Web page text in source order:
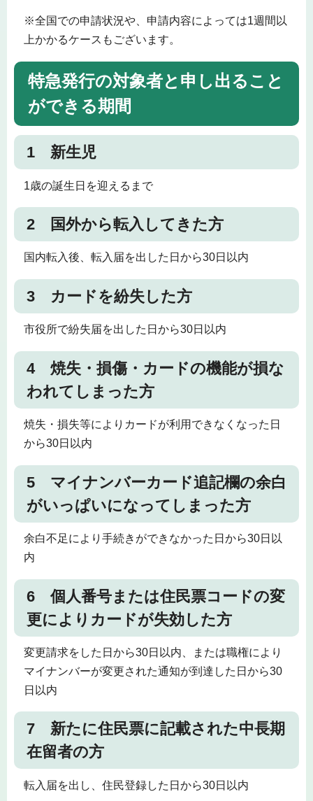
※全国での申請状況や、申請内容によっては1週間以
上かかるケースもございます。
特急発行の対象者と申し出ること
ができる期間
1 新生児
1歳の誕生日を迎えるまで
2 国外から転入してきた方
国内転入後、転入届を出した日から30日以内
3 カードを紛失した方
市役所で紛失届を出した日から30日以内
4 焼失・損傷・カードの機能が損な
われてしまった方
焼失・損失等によりカードが利用できなくなった日
から30日以内
5 マイナンバーカード追記欄の余白
がいっぱいになってしまった方
余白不足により手続きができなかった日から30日以
内
6 個人番号または住民票コードの変
更によりカードが失効した方
変更請求をした日から30日以内、または職権により
マイナンバーが変更された通知が到達した日から30
日以内
7 新たに住民票に記載された中長期
在留者の方
転入届を出し、住民登録した日から30日以内